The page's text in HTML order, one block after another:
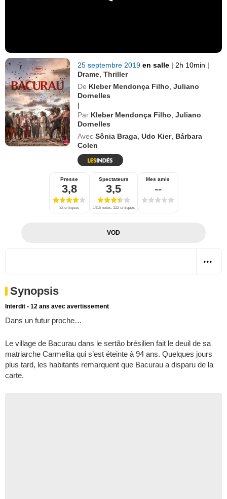
25 septembre 2019en salle | 2h 10min |
Drame ,Thriller
De Kleber Mendonça Filho ,Juliano
Dornelles
|
Par Kleber Mendonça Filho ,Juliano
Dornelles
Avec Sônia Braga ,Udo Kier, Bárbara
Colen
Presse
3,8
32 critiques
Spectateurs
3,5
1416 notes, 122 critiques
Mes amis
--
VOD
Synopsis
Interdit - 12 ans avec avertissement
Dans un futur proche…
Le village de Bacurau dans le sertão brésilien fait le deuil de sa
matriarche Carmelita qui s’est éteinte à 94 ans. Quelques jours
plus tard, les habitants remarquent que Bacurau a disparu de la
carte.